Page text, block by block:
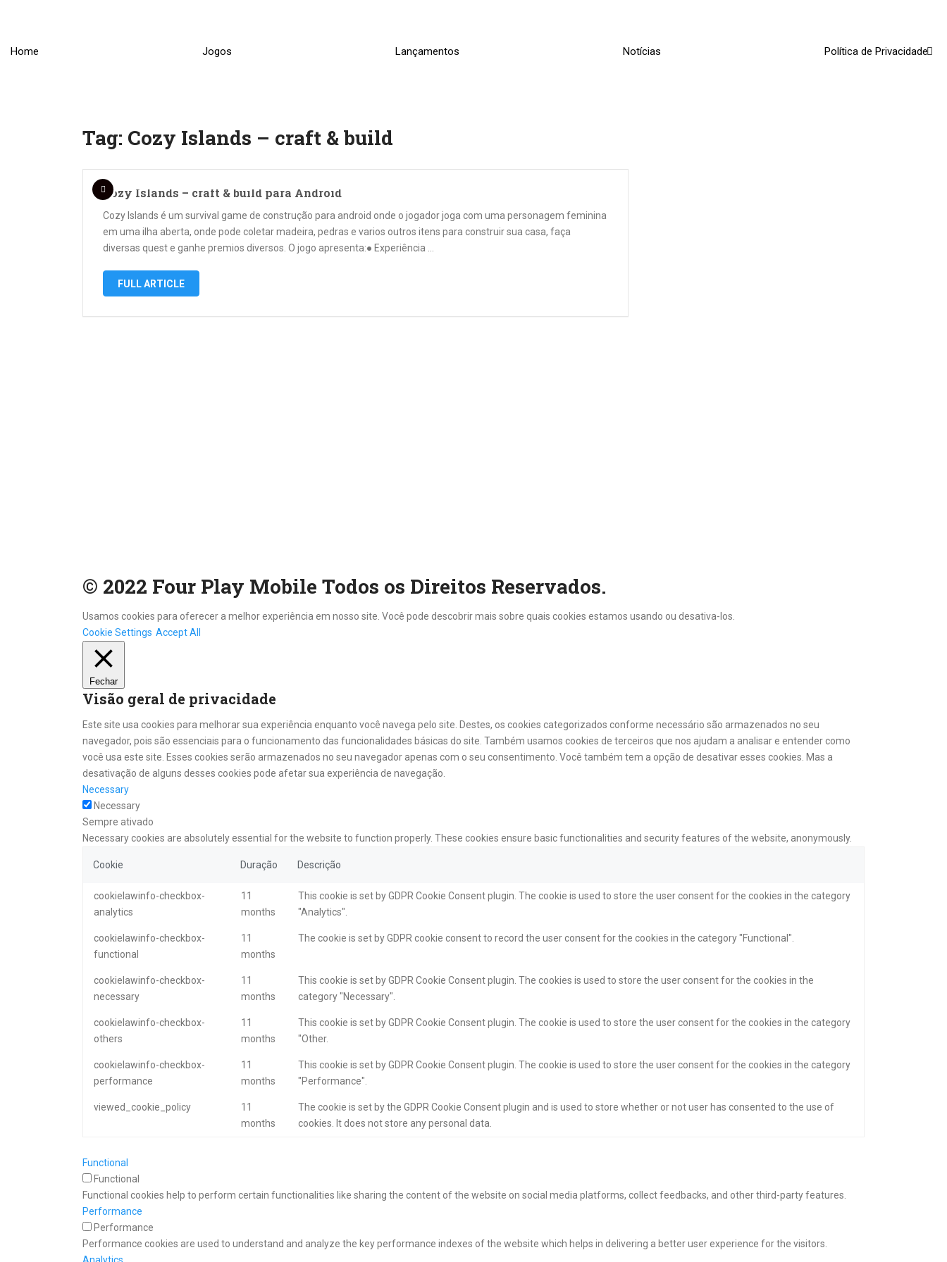
Home Jogos Lançamentos Notícias Política de Privacidade
Tag: Cozy Islands – craft & build
Cozy Islands – craft & build para Android
Cozy Islands é um survival game de construção para android onde o jogador joga com uma personagem feminina
em uma ilha aberta, onde pode coletar madeira, pedras e varios outros itens para construir sua casa, faça
diversas quest e ganhe premios diversos. O jogo apresenta:● Experiência …
FULL ARTICLE
© 2022 Four Play Mobile Todos os Direitos Reservados.
Usamos cookies para oferecer a melhor experiência em nosso site. Você pode descobrir mais sobre quais cookies estamos usando ou desativa-los.
Cookie Settings Accept All
Fechar
Visão geral de privacidade
Este site usa cookies para melhorar sua experiência enquanto você navega pelo site. Destes, os cookies categorizados conforme necessário são armazenados no seu
navegador, pois são essenciais para o funcionamento das funcionalidades básicas do site. Também usamos cookies de terceiros que nos ajudam a analisar e entender como
você usa este site. Esses cookies serão armazenados no seu navegador apenas com o seu consentimento. Você também tem a opção de desativar esses cookies. Mas a
desativação de alguns desses cookies pode afetar sua experiência de navegação.
Necessary
Necessary
Sempre ativado
Necessary cookies are absolutely essential for the website to function properly. These cookies ensure basic functionalities and security features of the website, anonymously.
Cookie Duração Descrição
cookielawinfo-checkbox-
analytics
11
months
This cookie is set by GDPR Cookie Consent plugin. The cookie is used to store the user consent for the cookies in the category
"Analytics".
cookielawinfo-checkbox-
functional
11
months
The cookie is set by GDPR cookie consent to record the user consent for the cookies in the category "Functional".
cookielawinfo-checkbox-
necessary
11
months
This cookie is set by GDPR Cookie Consent plugin. The cookies is used to store the user consent for the cookies in the
category "Necessary".
cookielawinfo-checkbox-
others
11
months
This cookie is set by GDPR Cookie Consent plugin. The cookie is used to store the user consent for the cookies in the category
"Other.
cookielawinfo-checkbox-
performance
11
months
This cookie is set by GDPR Cookie Consent plugin. The cookie is used to store the user consent for the cookies in the category
"Performance".
viewed_cookie_policy
11
months
The cookie is set by the GDPR Cookie Consent plugin and is used to store whether or not user has consented to the use of
cookies. It does not store any personal data.
Functional
Functional
Functional cookies help to perform certain functionalities like sharing the content of the website on social media platforms, collect feedbacks, and other third-party features.
Performance
Performance
Performance cookies are used to understand and analyze the key performance indexes of the website which helps in delivering a better user experience for the visitors.